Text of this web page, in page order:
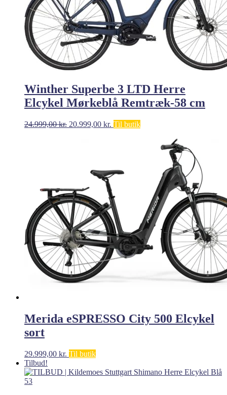
Winther Superbe 3 LTD Herre
Elcykel Mørkeblå Remtræk-58 cm
24.999,00kr. Den
20.999,00 kr. Den
Til butik
Merida eSPRESSO City 500 Elcykel
sort
29.999,00 kr. Til butik
Tilbud!